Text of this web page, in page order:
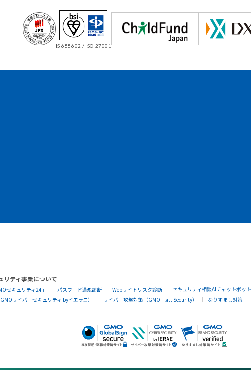
IS 655602 / ISO 27001
リティ事業について
セキュリティ24」 パスワード漏洩診断 Webサイトリスク診断
セキュリティ相談AIチャットボット
サイバーセキュリティ byイエラエ） サイバー攻撃対策（GMO Flatt Security） なりすまし対策